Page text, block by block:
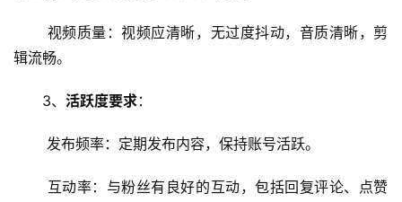
辑流畅。
3、 活跃度要求：
发布频率：定期发布内容，保持账号活跃。